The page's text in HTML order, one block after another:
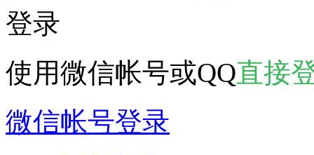
登录
使用微信帐号或QQ直接
微信帐号登录